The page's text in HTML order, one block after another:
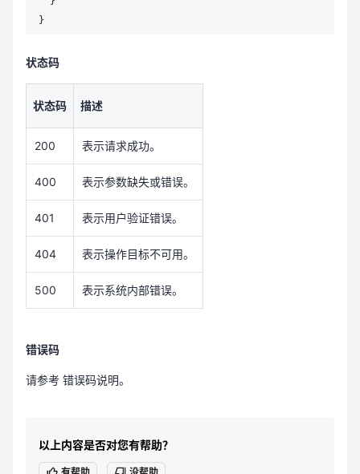
}
状态码
状态码 描述
200 表示请求成功。
400 表示参数缺失或错误。
401 表示用户验证错误。
404 表示操作目标不可用。
500 表示系统内部错误。
错误码
请参考 错误码说明。
以上内容是否对您有帮助？